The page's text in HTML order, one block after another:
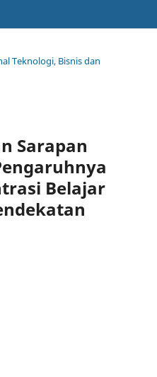
Teknologi, Bisnis dan
Sarapan
Belajar